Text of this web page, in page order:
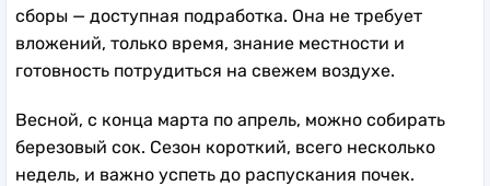
сборы — доступная подработка. Она не требует
вложений, только время, знание местности и
готовность потрудиться на свежем воздухе.
Весной, с конца марта по апрель, можно собирать
березовый сок. Сезон короткий, всего несколько
недель, и важно успеть до распускания почек.